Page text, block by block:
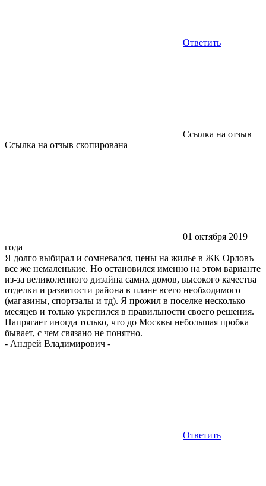
Ответить
Ссылка на отзыв
Ссылка на отзыв скопирована
01 октября 2019
года
Я долго выбирал и сомневался, цены на жилье в ЖК Орловъ
все же немаленькие. Но остановился именно на этом варианте
из-за великолепного дизайна самих домов, высокого качества
отделки и развитости района в плане всего необходимого
(магазины, спортзалы и тд). Я прожил в поселке несколько
месяцев и только укрепился в правильности своего решения.
Напрягает иногда только, что до Москвы небольшая пробка
бывает, с чем связано не понятно.
- Андрей Владимирович -
Ответить